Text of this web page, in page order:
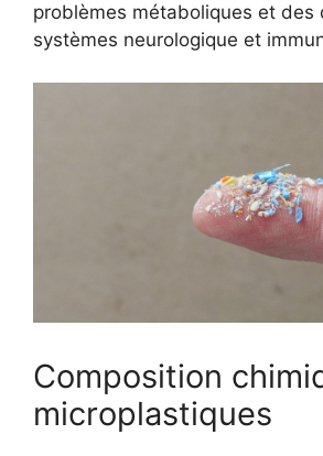
problèmes métaboliques et des
systèmes neurologique et
Composition
microplastiques